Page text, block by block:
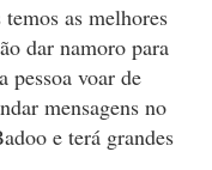
as melhores
dar namoro para
pessoa voar de
mensagens no
e terá grandes